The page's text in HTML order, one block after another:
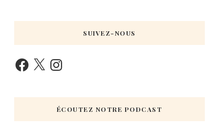
SUIVEZ-NOUS
ÉCOUTEZ NOTRE PODCAST